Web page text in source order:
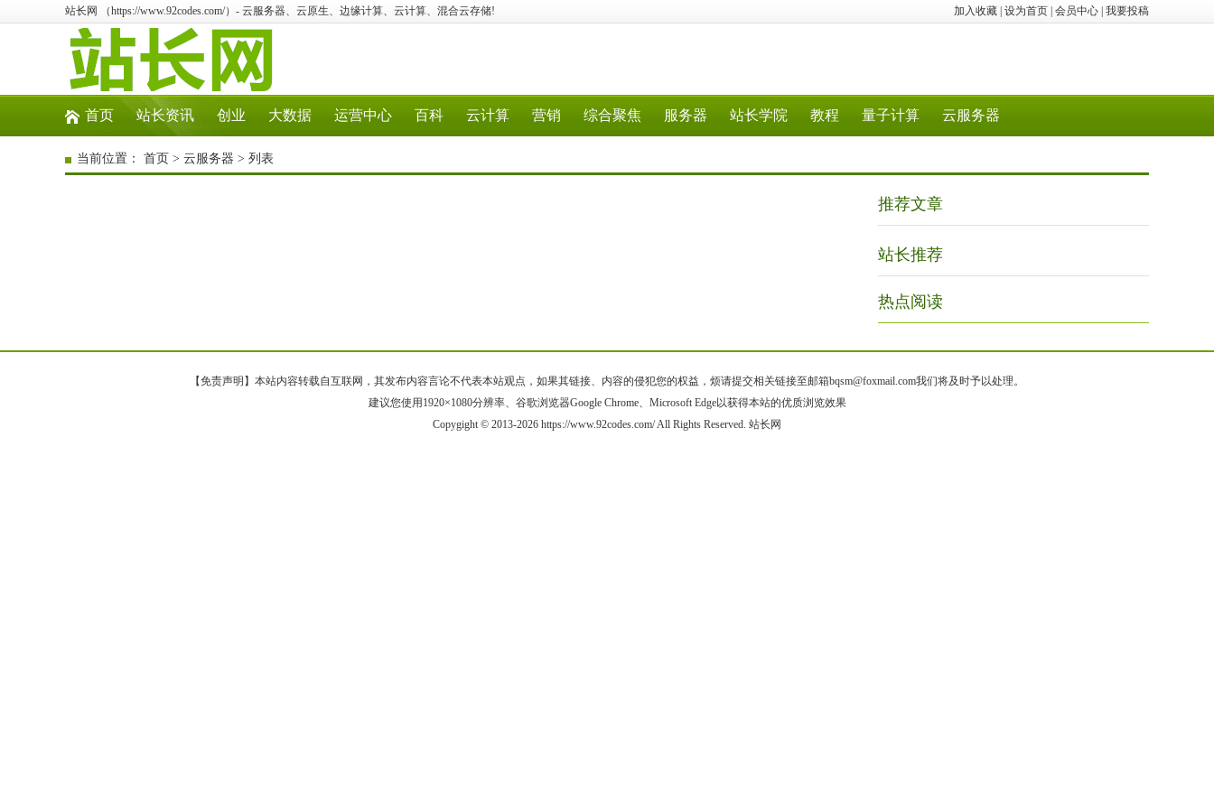
加入收藏 设为首页 会员中心 我要投稿
站长网 （https://www.92codes.com/）- 云服务器、云原生、边缘计算、云计算、混合云存储!
首页 站长资讯 创业 大数据 运营中心 百科 云计算 营销 综合聚焦 服务器 站长学院 教程 量子计算 云服务器
当前位置： 首页 > 云服务器 > 列表
推荐文章
站长推荐
热点阅读
【免责声明】本站内容转载自互联网，其发布内容言论不代表本站观点，如果其链接、内容的侵犯您的权益，烦请提交相关链接至邮箱bqsm@foxmail.com我们将及时予以处理。
建议您使用1920×1080分辨率、谷歌浏览器Google Chrome、Microsoft Edge以获得本站的优质浏览效果
Copygight © 2013-2026 https://www.92codes.com/ All Rights Reserved. 站长网